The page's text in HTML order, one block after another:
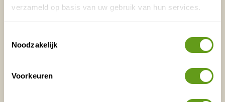
verzameld op basis van uw gebruik van hun services.
Noodzakelijk
Voorkeuren
Voornaam Achternaam
E-mailadres* Waar ligt je interesse?